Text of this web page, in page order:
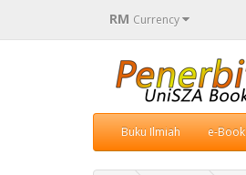
RM Currency
Buku Ilmiah e-Book